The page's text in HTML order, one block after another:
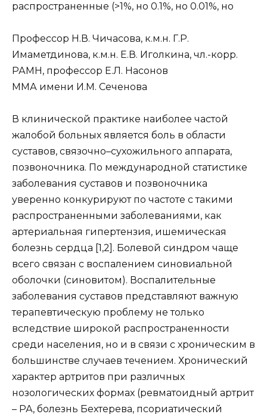
распространенные (>1%, но 0.1%, но 0.01%, но
Профессор Н.В. Чичасова, к.м.н. Г.Р.
Имаметдинова, к.м.н. Е.В. Иголкина, чл.-корр.
РАМН, профессор Е.Л. Насонов
ММА имени И.М. Сеченова
В клинической практике наиболее частой
жалобой больных является боль в области
суставов, связочно–сухожильного аппарата,
позвоночника. По международной статистике
заболевания суставов и позвоночника
уверенно конкурируют по частоте с такими
распространенными заболеваниями, как
артериальная гипертензия, ишемическая
болезнь сердца [1,2]. Болевой синдром чаще
всего связан с воспалением синовиальной
оболочки (синовитом). Воспалительные
заболевания суставов представляют важную
терапевтическую проблему не только
вследствие широкой распространенности
среди населения, но и в связи с хроническим в
большинстве случаев течением. Хронический
характер артритов при различных
нозологических формах (ревматоидный артрит
– РА, болезнь Бехтерева, псориатический